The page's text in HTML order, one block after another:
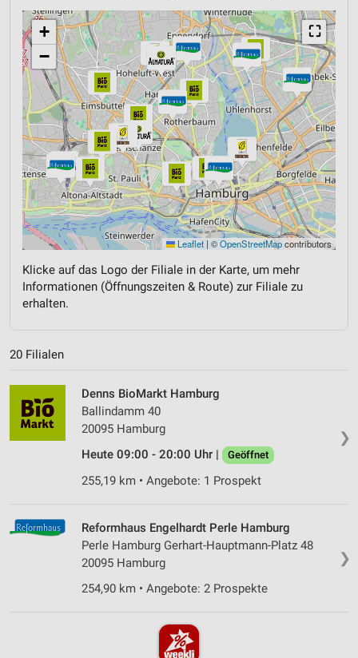
⛶
+
−
Leaflet | ©OpenStreetMapcontributors
Klicke auf das Logo der Filiale in der Karte, um mehr
Informationen (Öffnungszeiten & Route) zur Filiale zu
erhalten.
20 Filialen
❯
Denns BioMarkt Hamburg
Ballindamm 40
20095 Hamburg
Heute 09:00 - 20:00 Uhr |
Geöffnet
255,19 km • Angebote: 1 Prospekt
❯
Reformhaus Engelhardt Perle Hamburg
Perle Hamburg Gerhart-Hauptmann-Platz 48
20095 Hamburg
254,90 km • Angebote: 2 Prospekte